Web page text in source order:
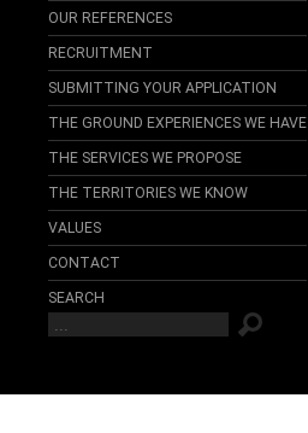
OUR REFERENCES
RECRUITMENT
SUBMITTING YOUR APPLICATION
THE GROUND EXPERIENCES WE HAVE
THE SERVICES WE PROPOSE
THE TERRITORIES WE KNOW
VALUES
CONTACT
SEARCH